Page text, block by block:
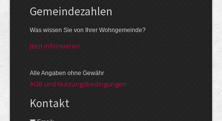
Gemeinde­zahlen
Was wissen Sie von Ihrer Wohngemeinde?
Jetzt informieren
Alle Angaben ohne Gewähr
AGB und Nutzungsbedingungen
Kontakt